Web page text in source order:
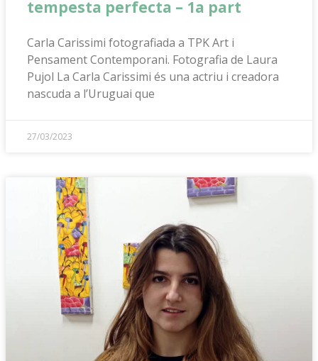
tempesta perfecta – 1a part
Carla Carissimi fotografiada a TPK Art i
Pensament Contemporani. Fotografia de Laura
Pujol La Carla Carissimi és una actriu i creadora
nascuda a l’Uruguai que
27/03/2023